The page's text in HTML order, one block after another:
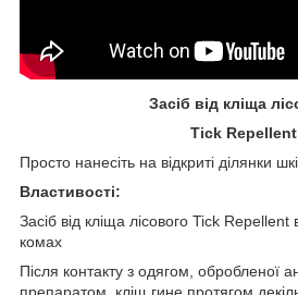
Засіб від кліща
Tick Repellent
Просто нанесіть на відкриті ділянки
Властивості:
Засіб від кліща лісового Tick Repellent
комах
Після контакту з одягом, обробленої
препаратом, кліщ гине протягом